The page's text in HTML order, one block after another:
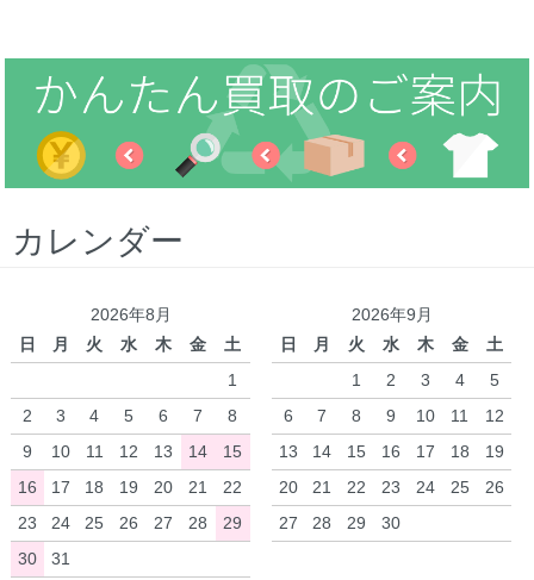
カレンダー
2026年8月
日
月 火 水 木 金
土
1
2
3 4 5 6 7
8
9
10 11 12 13 14
15
16
17 18 19 20 21
22
23
24 25 26 27 28
29
30
31
2026年9月
日
月 火 水 木 金
土
1
2 3 4
5
6
7 8 9 10 11
12
13
14 15 16 17 18
19
20
21 22 23 24 25
26
27
28 29 30